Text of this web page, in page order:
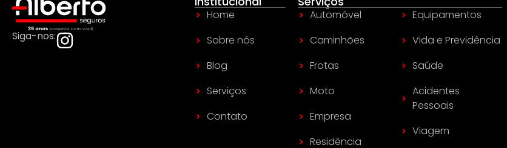
Siga-nos:
Home
Sobre nós
Blog
Serviços
Contato
Automóvel
Caminhões
Frotas
Moto
Empresa
Residência
Equipamentos
Vida e Previdência
Saúde
Acidentes
Pessoais
Viagem